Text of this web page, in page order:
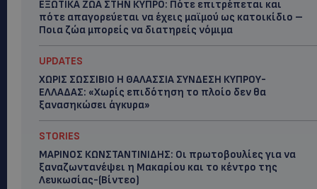
ΕΞΩΤΙΚΑ ΖΩΑ ΣΤΗΝ ΚΥΠΡΟ: Πότε επιτρέπεται και
πότε απαγορεύεται να έχεις μαϊμού ως κατοικίδιο –
Ποια ζώα μπορείς να διατηρείς νόμιμα
UPDATES
ΧΩΡΙΣ ΣΩΣΣΙΒΙΟ Η ΘΑΛΑΣΣΙΑ ΣΥΝΔΕΣΗ ΚΥΠΡΟΥ-
ΕΛΛΑΔΑΣ: «Χωρίς επιδότηση το πλοίο δεν θα
ξανασηκώσει άγκυρα»
STORIES
ΜΑΡΙΝΟΣ ΚΩΝΣΤΑΝΤΙΝΙΔΗΣ: Οι πρωτοβουλίες για να
ξαναζωντανέψει η Μακαρίου και το κέντρο της
Λευκωσίας-(Βίντεο)